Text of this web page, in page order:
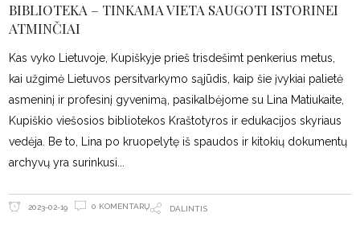
BIBLIOTEKA – TINKAMA VIETA SAUGOTI ISTORINEI
ATMINČIAI
Kas vyko Lietuvoje, Kupiškyje prieš trisdešimt penkerius metus,
kai užgimė Lietuvos persitvarkymo sąjūdis, kaip šie įvykiai palietė
asmeninį ir profesinį gyvenimą, pasikalbėjome su Lina Matiukaite,
Kupiškio viešosios bibliotekos Kraštotyros ir edukacijos skyriaus
vedėja. Be to, Lina po kruopelytę iš spaudos ir kitokių dokumentų
archyvų yra surinkusi
2023-02-19 0 KOMENTARŲ DALINTIS